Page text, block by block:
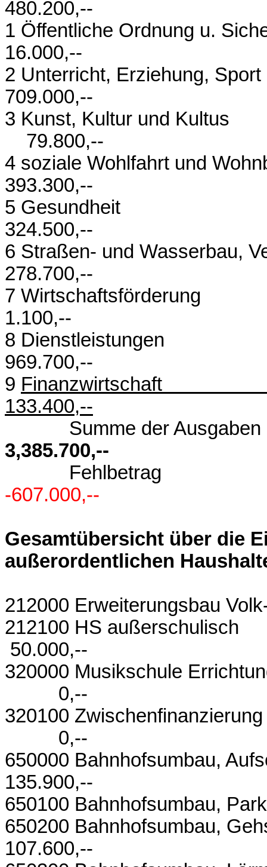
480.200,--
1 Öffentliche
16.000,--
2 Unterricht,
709.000,--
3 Kunst,
79.800,--
4 soziale Wohlfahrt
393.300,--
5
324.500,--
6 Straßen- und
278.700,--
7
1.100,--
8
969.700,--
9
133.400,--
Summe
3,385.700,--
-607.000,--
Gesamtübersicht über die
außerordentlichen
212000 Erweiterungsbau
212100 HS
50.000,--
320000
0,--
320100
0,--
650000
135.900,--
650100
650200
107.600,--